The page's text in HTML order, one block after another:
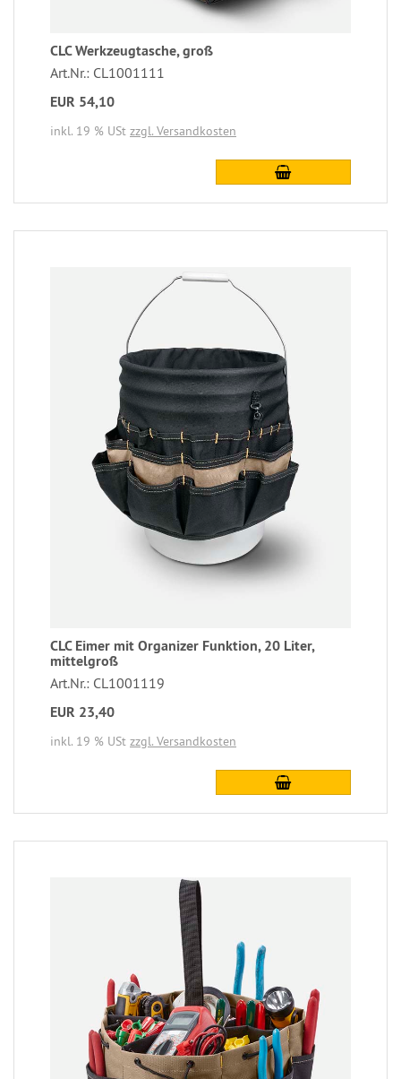
CLC Werkzeugtasche, groß
Art.Nr.: CL1001111
EUR 54,10
inkl. 19 % USt zzgl. Versandkosten
CLC Eimer mit Organizer Funktion, 20 Liter,
mittelgroß
Art.Nr.: CL1001119
EUR 23,40
inkl. 19 % USt zzgl. Versandkosten